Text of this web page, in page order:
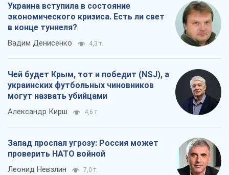
Украина вступила в состояние
экономического кризиса. Есть ли свет
в конце туннеля?
Вадим Денисенко 4,3 т.
Чей будет Крым, тот и победит (NSJ), а
украинских футбольных чиновников
могут назвать убийцами
Александр Кирш 4,6 т.
Запад проспал угрозу: Россия может
проверить НАТО войной
Леонид Невзлин 7,0 т.